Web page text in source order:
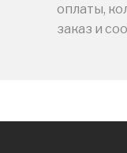
оплаты,
заказ и